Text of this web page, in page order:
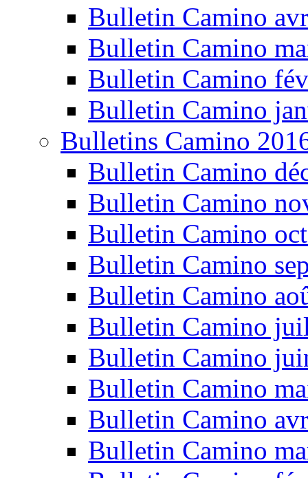
Bulletin Camino
Bulletin Camino
Bulletin Camino
Bulletin Camino
Bulletins Camino
Bulletin Camino
Bulletin Camino
Bulletin Camino
Bulletin Camino
Bulletin Camino
Bulletin Camino
Bulletin Camino
Bulletin Camino
Bulletin Camino
Bulletin Camino